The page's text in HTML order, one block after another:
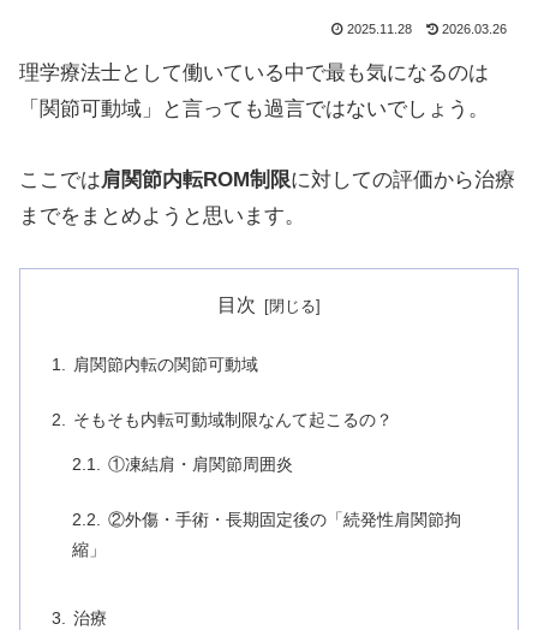
2025.11.28 2026.03.26
理学療法士として働いている中で最も気になるのは
「関節可動域」と言っても過言ではないでしょう。
ここでは肩関節内転ROM制限に対しての評価から治療
までをまとめようと思います。
目次
肩関節内転の関節可動域
そもそも内転可動域制限なんて起こるの？
①凍結肩・肩関節周囲炎
②外傷・手術・長期固定後の「続発性肩関節拘
縮」
治療